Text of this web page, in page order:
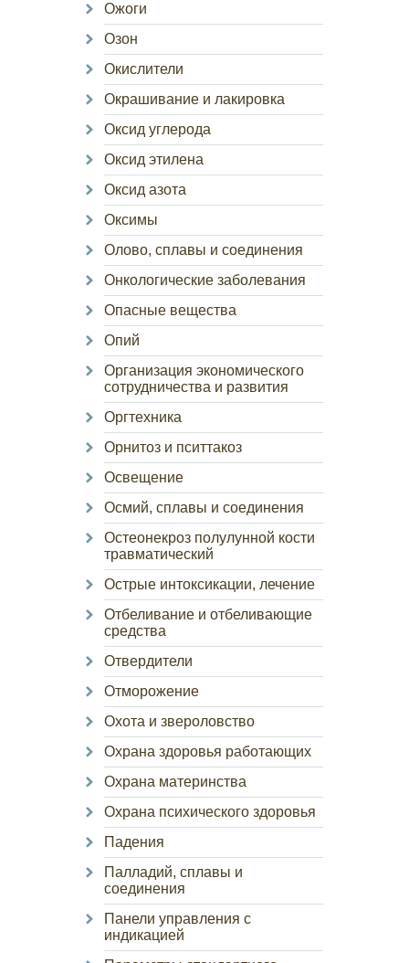
Ожоги
Озон
Окислители
Окрашивание и лакировка
Оксид углерода
Оксид этилена
Оксид азота
Оксимы
Олово, сплавы и соединения
Онкологические заболевания
Опасные вещества
Опий
Организация экономического
сотрудничества и развития
Оргтехника
Орнитоз и пситтакоз
Освещение
Осмий, сплавы и соединения
Остеонекроз полулунной кости
травматический
Острые интоксикации, лечение
Отбеливание и отбеливающие
средства
Отвердители
Отморожение
Охота и звероловство
Охрана здоровья работающих
Охрана материнства
Охрана психического здоровья
Падения
Палладий, сплавы и
соединения
Панели управления с
индикацией